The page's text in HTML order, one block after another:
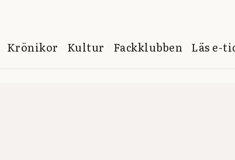
Krönikor Kultur Fackklubben Läs e-